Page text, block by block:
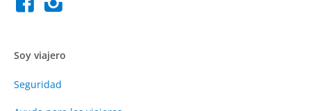
Soy viajero
Seguridad